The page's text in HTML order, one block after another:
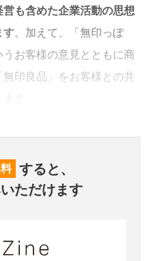
も含めた企業活動の思想
す。加えて、「無印っぽ
お客様の意見とともに商
印良品」をお客様との共
すると、
ただけます